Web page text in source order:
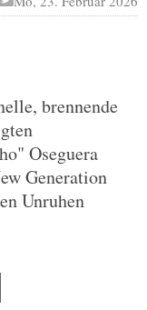
brennende
Oseguera
Generation
Unruhen